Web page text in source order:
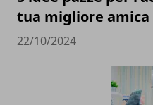
tua migliore amica
22/10/2024